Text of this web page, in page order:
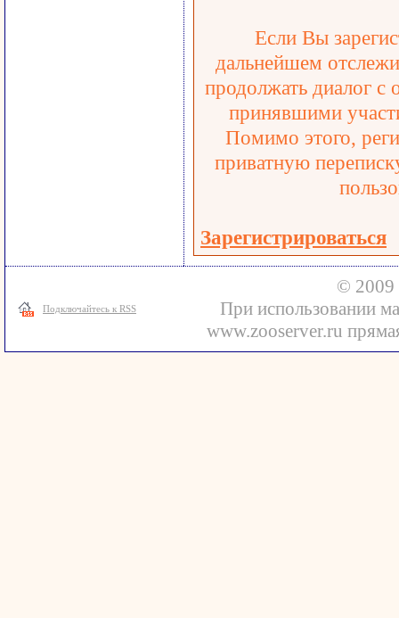
Если Вы
дальнейшем
продолжать диалог с
принявшими
Помимо этого,
приватную
Зарегистрироваться
Подключайтесь к RSS
© 2009
При использовании
www.zooserver.ru